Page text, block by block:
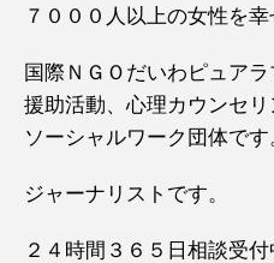
７０００人以上の女性を幸
国際ＮＧＯだいわピュア
援助活動、心理カウンセ
ソーシャルワーク団体です
ジャーナリストです。
２４時間３６５日相談受付